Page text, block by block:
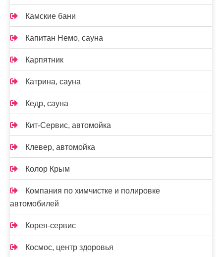
Камские бани
Капитан Немо, сауна
Карпятник
Катрина, сауна
Кедр, сауна
Кит-Сервис, автомойка
Клевер, автомойка
Колор Крым
Компания по химчистке и полировке
автомобилей
Корея-сервис
Космос, центр здоровья